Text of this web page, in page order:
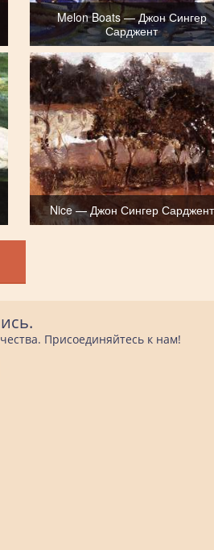
Melon Boats — Джон Сингер
Сарджент
Nice — Джон Сингер Сарджент
Присоединяйтесь к нам!